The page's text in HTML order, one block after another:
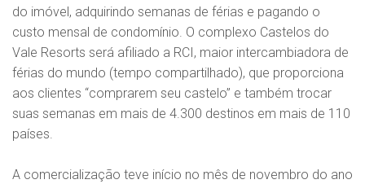
do imóvel, adquirindo semanas de férias e pagando o
custo mensal de condomínio. O complexo Castelos do
Vale Resorts será afiliado a RCI, maior intercambiadora de
férias do mundo (tempo compartilhado), que proporciona
aos clientes “comprarem seu castelo” e também trocar
suas semanas em mais de 4.300 destinos em mais de 110
países.
A comercialização teve início no mês de novembro do ano